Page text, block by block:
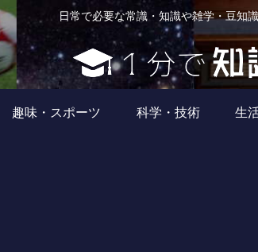
日常で必要な常識・知識や雑学・豆知
趣味・スポーツ 科学・技術 生